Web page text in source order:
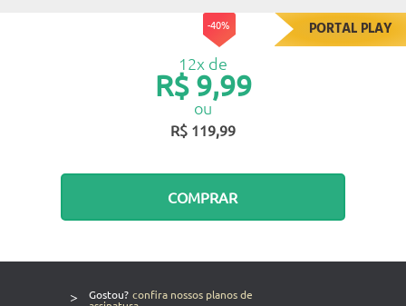
-40% PORTAL PLAY
R$ 119,99
12x de
R$ 9,99
ou
COMPRAR
> Gostou? confira nossos planos de